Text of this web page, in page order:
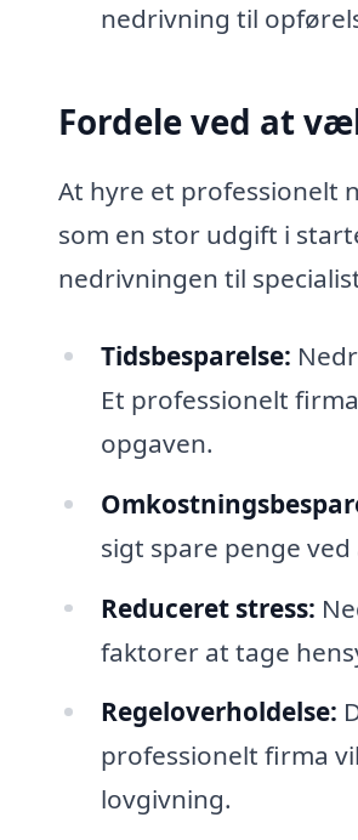
nedrivning til
Fordele ved at
At hyre et professionelt
som en stor udgift i
nedrivningen til
Tidsbesparelse:
Et professionelt
opgaven.
sigt spare penge
Reduceret stress:
faktorer at tage
Regeloverholdelse:
professionelt firma
lovgivning.